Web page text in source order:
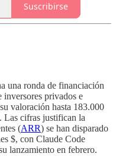
Suscribirse
una ronda de financiación
inversores privados e
valoración hasta 183.000
Las cifras justifican la
(ARR) se han disparado
$, con Claude Code
lanzamiento en febrero.